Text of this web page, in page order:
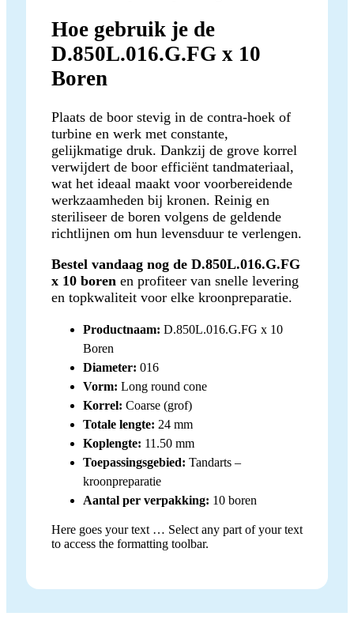
Hoe gebruik je de
D.850L.016.G.FG x 10
Boren
Plaats de boor stevig in de contra-hoek of
turbine en werk met constante,
gelijkmatige druk. Dankzij de grove korrel
verwijdert de boor efficiënt tandmateriaal,
wat het ideaal maakt voor voorbereidende
werkzaamheden bij kronen. Reinig en
steriliseer de boren volgens de geldende
richtlijnen om hun levensduur te verlengen.
Bestel vandaag nog de D.850L.016.G.FG
x 10 boren en profiteer van snelle levering
en topkwaliteit voor elke kroonpreparatie.
Productnaam: D.850L.016.G.FG x 10
Boren
Diameter: 016
Vorm: Long round cone
Korrel: Coarse (grof)
Totale lengte: 24 mm
Koplengte: 11.50 mm
Toepassingsgebied: Tandarts –
kroonpreparatie
Aantal per verpakking: 10 boren
Here goes your text … Select any part of your text
to access the formatting toolbar.